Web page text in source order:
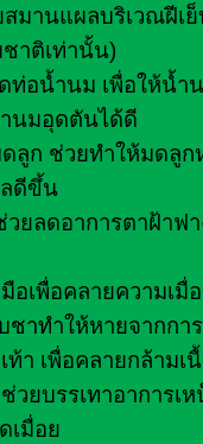
มานแผลบริเวณฝีเ
าติเท่านั้น)
ท่อน้ำนม เพื่อให้น้ำ
นมอุดตันได้ดี
ลูก ช่วยทำให้มดลู
ลดีขึ้น
ยลดอาการตาฝ้าฟา
อเพื่อคลายความเมื่
ชาทำให้หายจากกา
ท้า เพื่อคลายกล้ามเ
วยบรรเทาอาการเ
เมื่อย